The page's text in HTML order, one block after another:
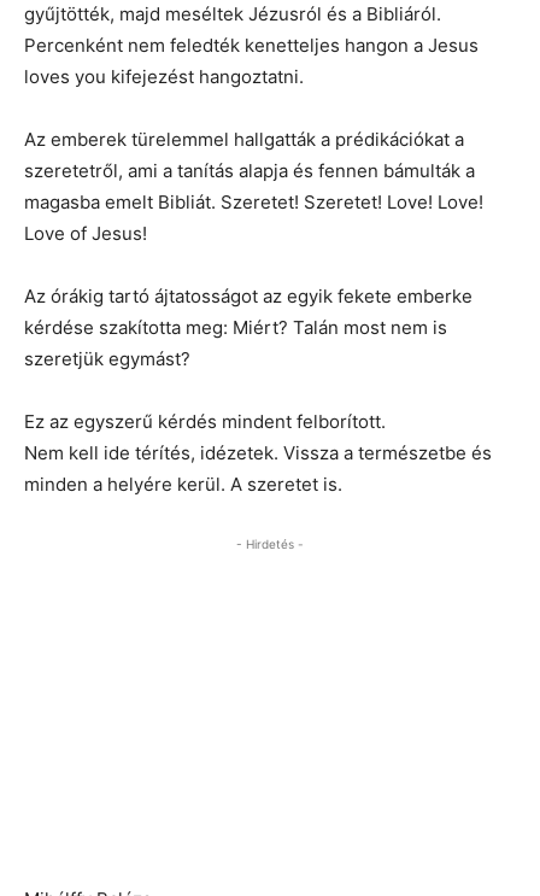
gyűjtötték, majd meséltek Jézusról és a Bibliáról.
Percenként nem feledték kenetteljes hangon a Jesus
loves you kifejezést hangoztatni.
Az emberek türelemmel hallgatták a prédikációkat a
szeretetről, ami a tanítás alapja és fennen bámulták a
magasba emelt Bibliát. Szeretet! Szeretet! Love! Love!
Love of Jesus!
Az órákig tartó ájtatosságot az egyik fekete emberke
kérdése szakította meg: Miért? Talán most nem is
szeretjük egymást?
Ez az egyszerű kérdés mindent felborított.
Nem kell ide térítés, idézetek. Vissza a természetbe és
minden a helyére kerül. A szeretet is.
- Hirdetés -